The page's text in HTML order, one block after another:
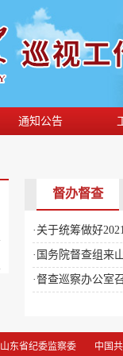
通知公告
督办督查
· 关于统筹做好
· 国务院督查组来
·督查巡察办公室
山东省纪委监察委 中国